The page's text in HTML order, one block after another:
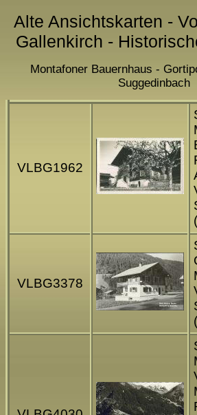
Alte Ansichtskarten -
Gallenkirch -
Montafoner Bauernhaus -
Suggedinbach
VLBG1962
VLBG3378